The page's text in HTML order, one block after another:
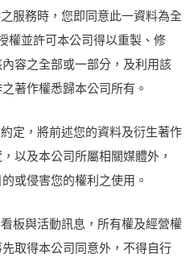
服務時，您即同意此一資料為全
權並許可本公司得以重製、修
容之全部或一部分，及利用該
著作權悉歸本公司所有。
定，將前述您的資料及衍生著作
以及本公司所屬相關媒體外，
或侵害您的權利之使用。
板與活動訊息，所有權及經營權
取得本公司同意外，不得自行